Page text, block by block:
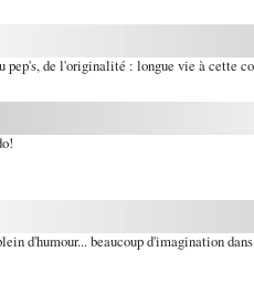
pep's, de l'originalité : longue vie à cette
d'humour... beaucoup d'imagination